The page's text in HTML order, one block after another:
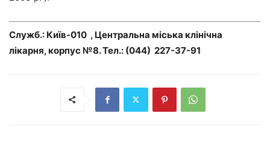
Служб.: Київ-010 , Центральна міська клінічна
лікарня, корпус №8. Тел.: (044) 227-37-91